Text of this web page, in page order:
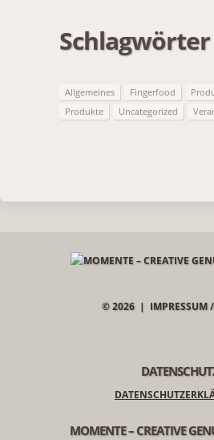
Schlagwörter
Allgemeines Fingerfood
Produkte
Uncategorized
© 2026 | IMPRESSUM
MOMENTE – CREATIVE